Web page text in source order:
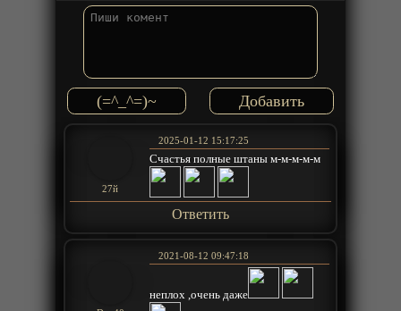
(=^_^=)~
27й
2025-01-12 15:17:25
Счастья полные штаны м-м-м-м-м
Ответить
2021-08-12 09:47:18
неплох ,очень даже